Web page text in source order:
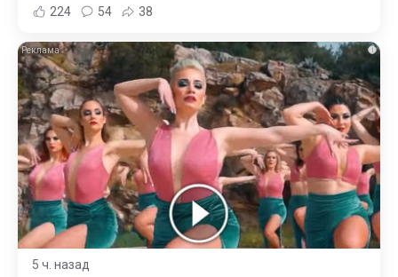
224 54 38
i
5 ч. назад